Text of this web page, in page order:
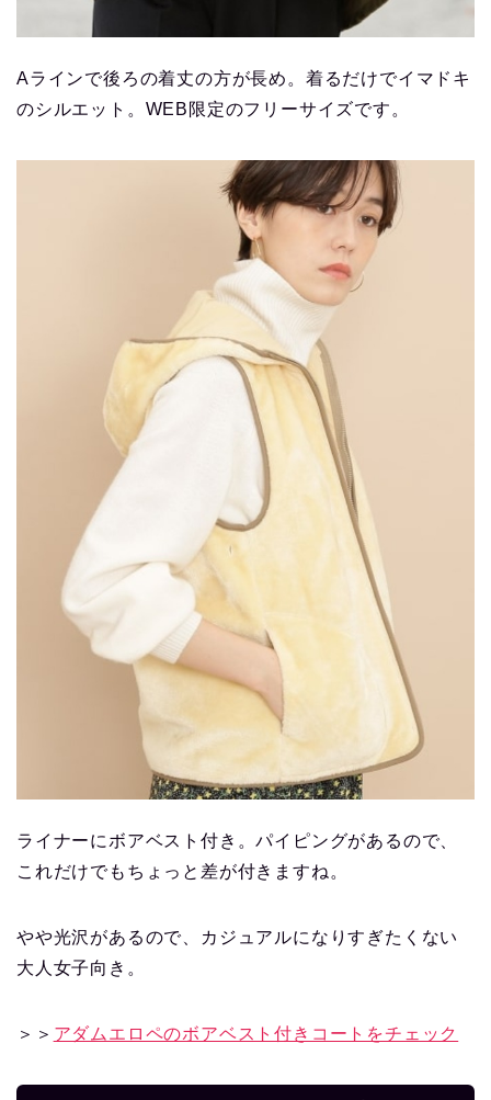
Aラインで後ろの着丈の方が長め。着るだけでイマドキ
のシルエット。WEB限定のフリーサイズです。
ライナーにボアベスト付き。パイピングがあるので、
これだけでもちょっと差が付きますね。
やや光沢があるので、カジュアルになりすぎたくない
大人女子向き。
＞＞ アダムエロペのボアベスト付きコートをチェック